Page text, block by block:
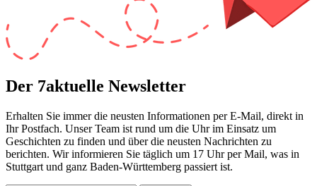
Der 7aktuelle Newsletter
Erhalten Sie immer die neusten Informationen per E-Mail, direkt in
Ihr Postfach. Unser Team ist rund um die Uhrim Einsatz um
Geschichten zu finden und über die neusten Nachrichten zu
berichten. Wir informieren Sie täglich um 17 Uhrper Mail, was in
Stuttgart und ganz Baden-Württemberg passiert ist.